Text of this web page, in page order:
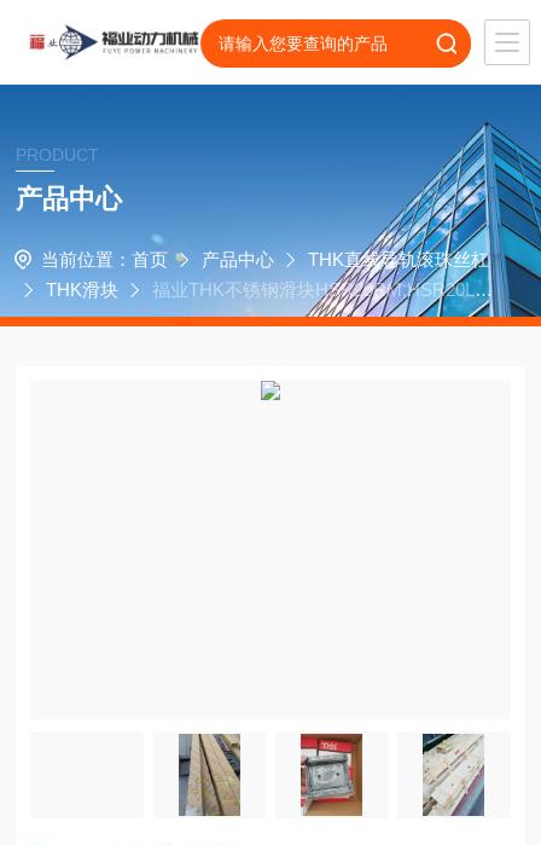
PRODUCT
产品中心
当前位置： 首页 产品中心
THK直线导轨滚珠丝杠
THK滑块
福业THK不锈钢滑块HSR20RM,HSR20LR
塑料机械机床